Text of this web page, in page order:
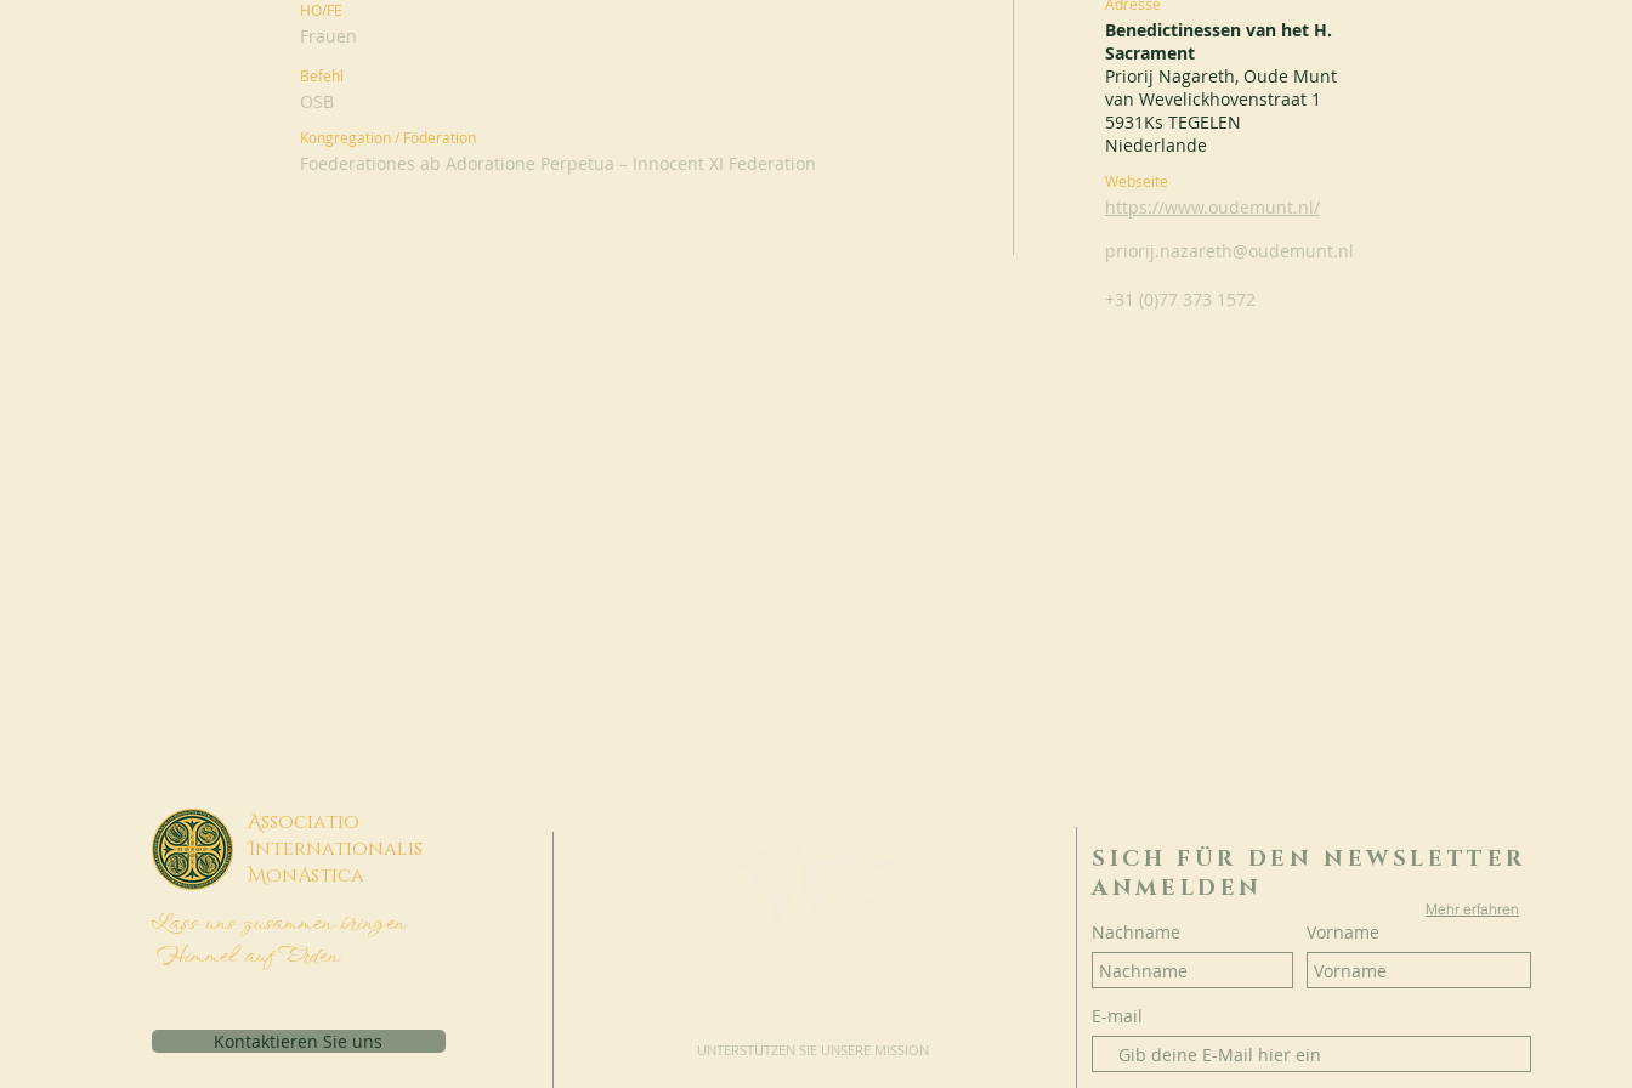
HO/FE
Frauen
Befehl
OSB
Kongregation / Föderation
Foederationes ab Adoratione Perpetua – Innocent XI Federation
Benedictinessen van het H.
Sacrament
Priorij Nagareth, Oude Munt
van Wevelickhovenstraat 1
5931Ks TEGELEN
Niederlande
Webseite
https://www.oudemunt.nl/
priorij.nazareth@oudemunt.nl
+31 (0)77 373 1572
Associatio
Internationalis
MonAstica
Lass uns zusammen bringen
Himmel auf Erden
Kontaktieren Sie uns UNTERSTÜTZEN SIE UNSERE MISSION
SICH FÜR DEN NEWSLETTER
ANMELDEN
Mehr erfahren
Nachname Vorname
E-mail